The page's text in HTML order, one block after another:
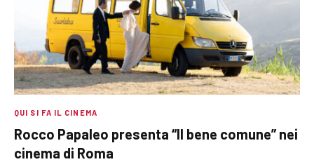
QUI SI FA IL CINEMA
Rocco Papaleo presenta “Il bene comune” nei
cinema di Roma